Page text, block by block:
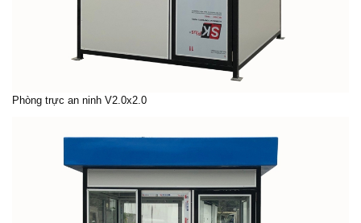
Phòng trực an ninh V2.0x2.0